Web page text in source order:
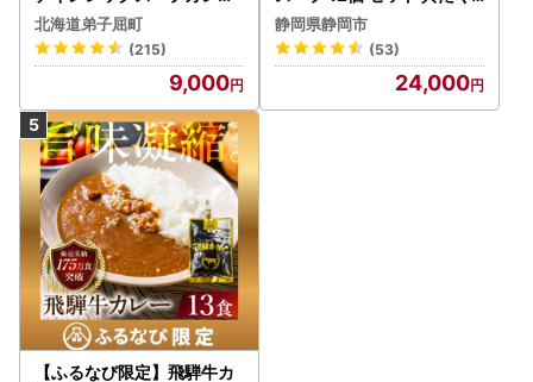
4個 3739
北海道弟子屈町
(215)
9,000
さんスープ 朝食 惣菜 国産
野菜 常温保存
静岡県静岡市
(53)
24,000
【ふるなび限定】飛騨牛カ